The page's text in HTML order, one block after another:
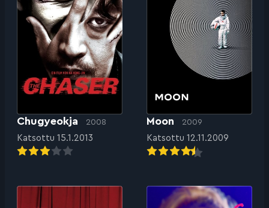
Chugyeokja 2008
Katsottu 15.1.2013
Moon 2009
Katsottu 12.11.2009